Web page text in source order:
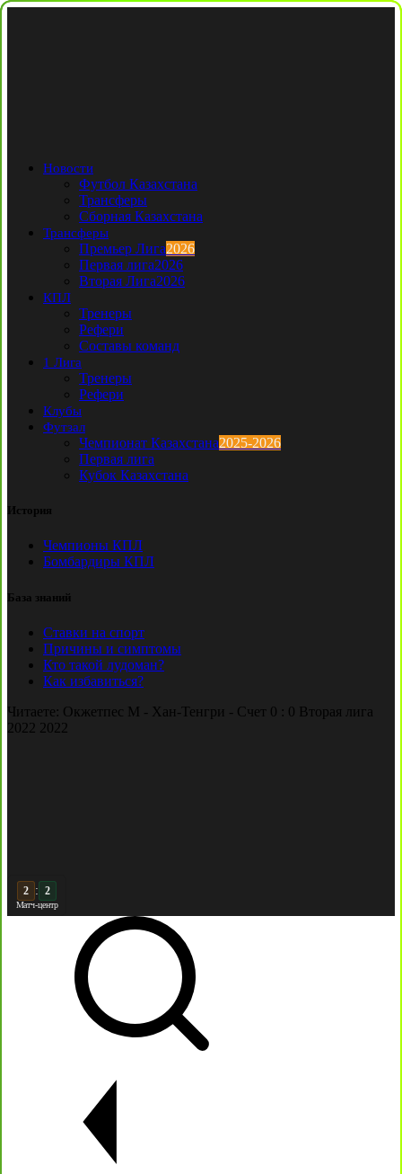
Новости
Футбол Казахстана
Трансферы
Сборная Казахстана
Трансферы
Премьер Лига2026
Первая лига2026
Вторая Лига2026
КПЛ
Тренеры
Рефери
Составы команд
1 Лига
Тренеры
Рефери
Клубы
Футзал
Чемпионат Казахстана2025-2026
Первая лига
Кубок Казахстана
История
Чемпионы КПЛ
Бомбардиры КПЛ
База знаний
Ставки на спорт
Причины и симптомы
Кто такой лудоман?
Как избавиться?
Читаете: Окжетпес М - Хан-Тенгри - Счет 0 : 0 Вторая лига
2022 2022
3 : 2
Матч-центр